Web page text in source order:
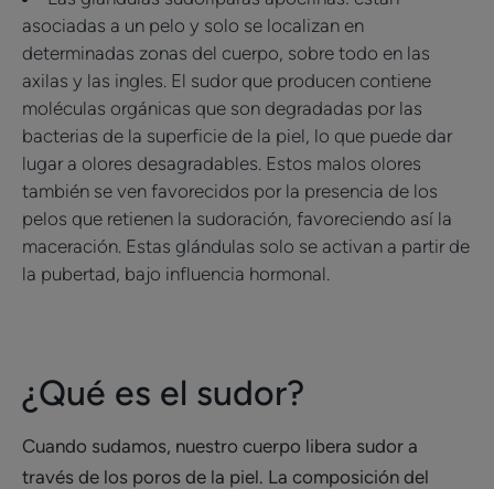
asociadas a un pelo y solo se localizan en
determinadas zonas del cuerpo, sobre todo en las
axilas y las ingles. El sudor que producen contiene
moléculas orgánicas que son degradadas por las
bacterias de la superficie de la piel, lo que puede dar
lugar a olores desagradables. Estos malos olores
también se ven favorecidos por la presencia de los
pelos que retienen la sudoración, favoreciendo así la
maceración. Estas glándulas solo se activan a partir de
la pubertad, bajo influencia hormonal.
¿Qué es el sudor?
Cuando sudamos, nuestro cuerpo libera sudor a
través de los poros de la piel. La composición del